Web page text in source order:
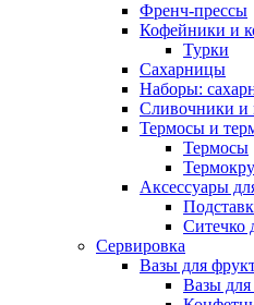
Френч-прессы
Кофейники и
Турки
Сахарницы
Наборы:
Сливочники и
Термосы и
Термосы
Аксессуары
Ситечко
Сервировка
Вазы для
Вазы для